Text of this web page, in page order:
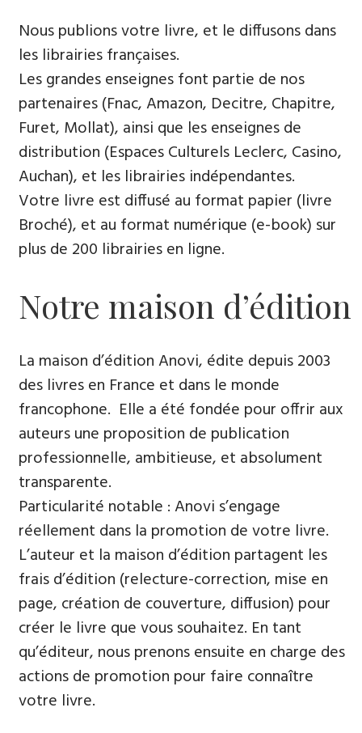
Nous publions votre livre, et le diffusons dans
les librairies françaises​.
Les grandes enseignes font partie de nos
partenaires (Fnac, Amazon, Decitre, Chapitre,
Furet, Mollat), ainsi que les enseignes de
distribution (Espaces Culturels Leclerc, Casino,
Auchan), et les librairies indépendantes.
Votre livre est diffusé au format papier (livre
Broché), et au format numérique (e-book) sur
plus de 200 librairies en ligne.
Notre maison d’édition
La maison d’édition Anovi, édite depuis 2003
des livres en France et dans le monde
francophone. Elle a été fondée pour offrir aux
auteurs une proposition de publication
professionnelle, ambitieuse, et absolument
transparente.
Particularité notable : Anovi s’engage
réellement dans la promotion de votre livre.
L’auteur et la maison d’édition partagent les
frais d’édition (relecture-correction, mise en
page, création de couverture, diffusion) pour
créer le livre que vous souhaitez. En tant
qu’éditeur, nous prenons ensuite en charge des
actions de promotion pour faire connaître
votre livre.